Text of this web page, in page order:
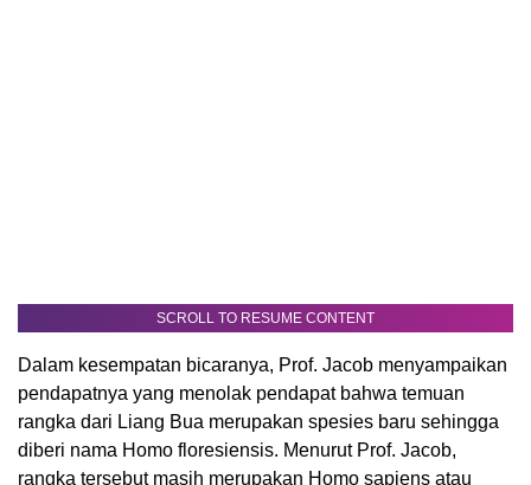
SCROLL TO RESUME CONTENT
Dalam kesempatan bicaranya, Prof. Jacob menyampaikan
pendapatnya yang menolak pendapat bahwa temuan
rangka dari Liang Bua merupakan spesies baru sehingga
diberi nama Homo floresiensis. Menurut Prof. Jacob,
rangka tersebut masih merupakan Homo sapiens atau